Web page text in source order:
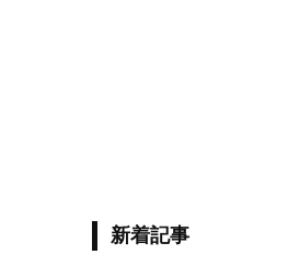
新着記事